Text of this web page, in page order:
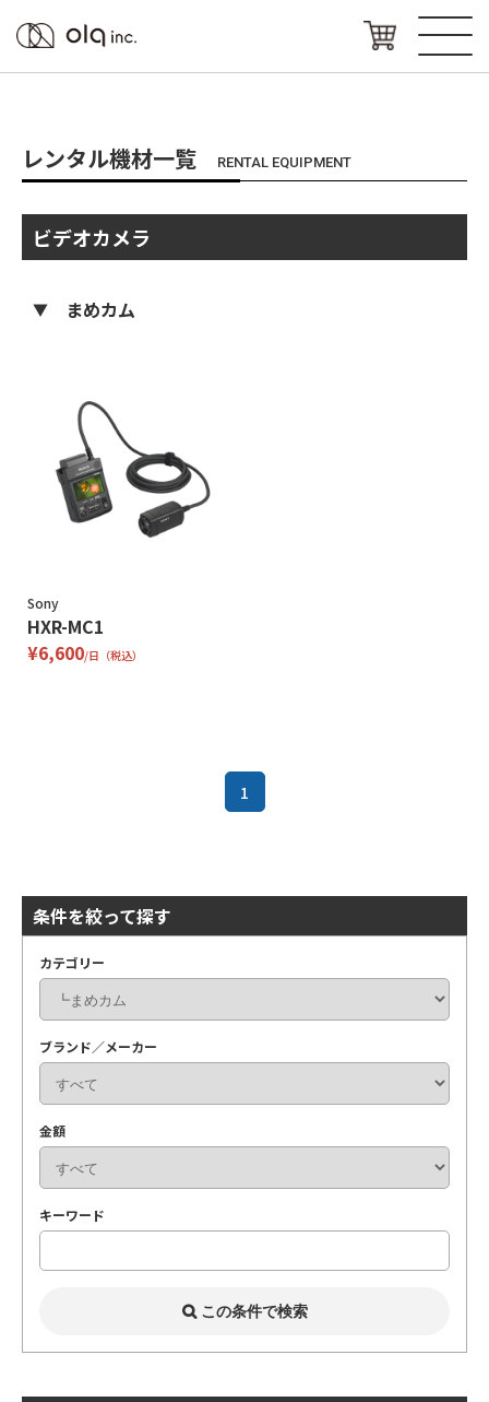
レンタル機材一覧 RENTAL EQUIPMENT
ビデオカメラ
まめカム
Sony
HXR-MC1
¥6,600/日（税込）
1
条件を絞って探す
カテゴリー
ブランド／メーカー
金額
キーワード